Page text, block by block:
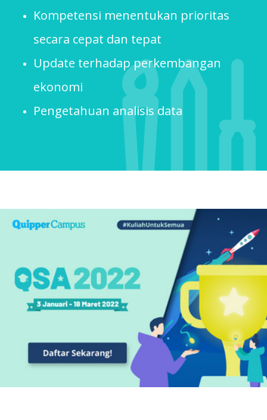
Kompetensi menentukan prioritas
secara cepat dan tepat
Update terhadap perkembangan
ekonomi
Pengetahuan analisis data